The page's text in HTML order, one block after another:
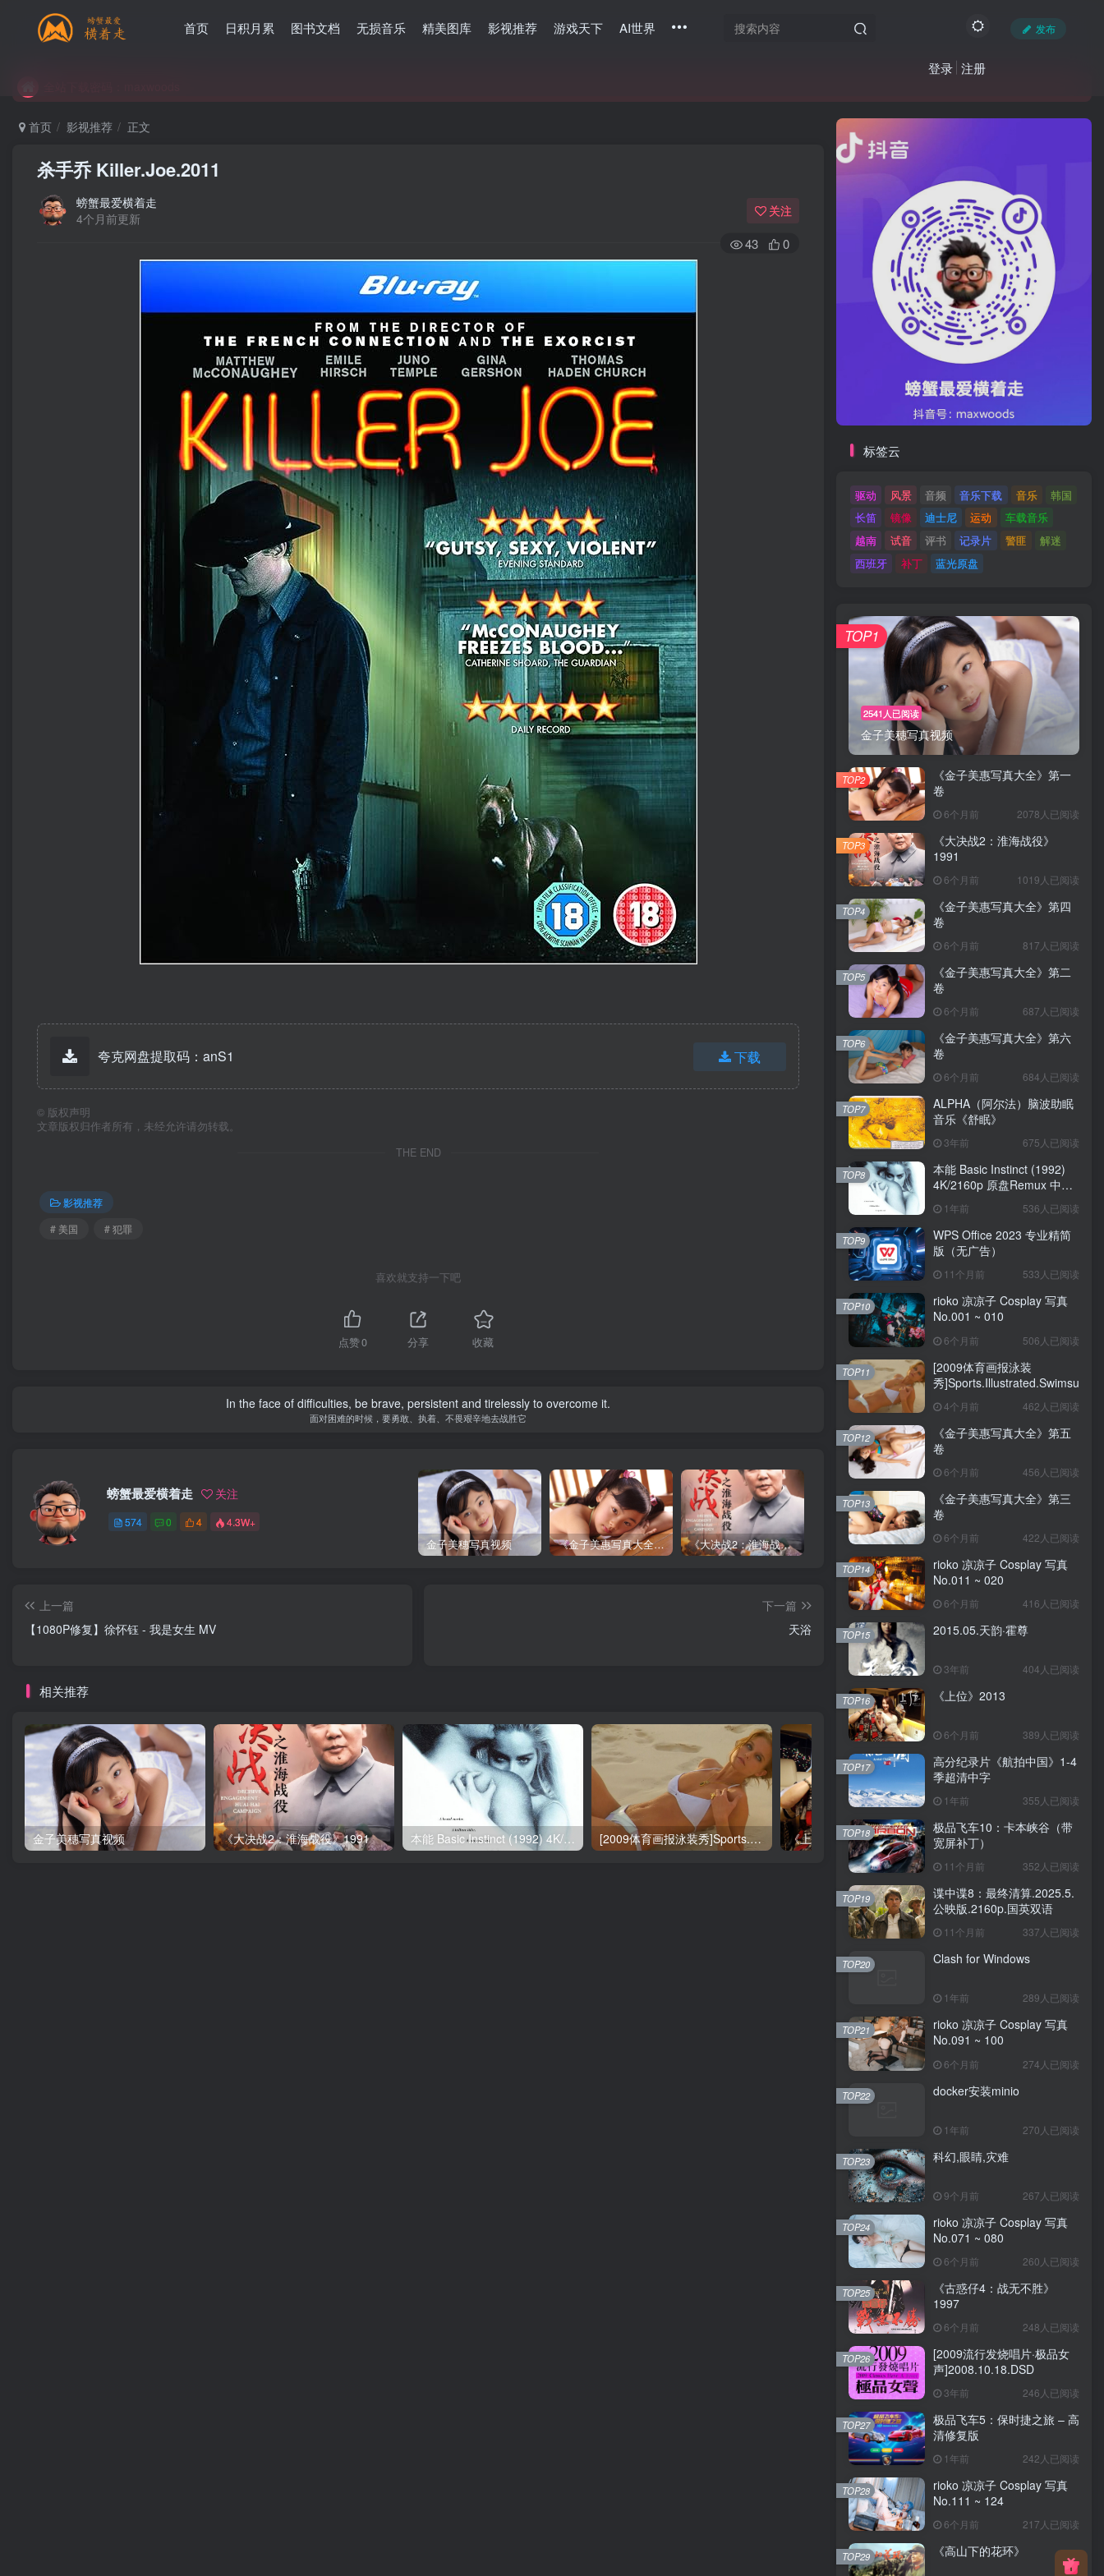
首页 日积月累 图书文档 无损音乐 精美图库 影视推荐 游戏天下 AI世界 发布
登录 注册
全站下载密码：maxwoods
首页 影视推荐 正文
杀手乔 Killer.Joe.2011
螃蟹最爱横着走
4个月前更新
关注
43 0
夸克网盘提取码：anS1 下载
© 版权声明
文章版权归作者所有，未经允许请勿转载。
THE END
影视推荐
# 美国
# 犯罪
喜欢就支持一下吧
点赞0 分享 收藏
In the face of difficulties, be brave, persistent and tirelessly to overcome it.
面对困难的时候，要勇敢、执着、不畏艰辛地去战胜它
螃蟹最爱横着走 关注
574 0 4 4.3W+
金子美穗写真视频 《金子美惠写真大全》第一卷 《大决战2：淮海战役》1991 《金子美惠写真大全》第四卷 《金子美惠写真大全》第二卷
上一篇
【1080P修复】徐怀钰 - 我是女生 MV
下一篇
天浴
相关推荐
金子美穗写真视频 《大决战2：淮海战役》1991 本能 Basic Instinct (1992) 4K/2160p 原盘Remux 中文字幕 [2009体育画报泳装秀]Sports.Illustrated.Swimsuit.2009 《上位》2013
标签云
驱动 风景 音频 音乐下载 音乐
韩国
长笛
镜像 迪士尼 运动
车载音乐
越南
试音 评书 记录片 警匪
解迷
西班牙
补丁 蓝光原盘
2541人已阅读
金子美穗写真视频
TOP1
《金子美惠写真大全》第一
卷
6个月前 2078人已阅读
TOP2
《大决战2：淮海战役》
1991
6个月前 1019人已阅读
TOP3
《金子美惠写真大全》第四
卷
6个月前 817人已阅读
TOP4
《金子美惠写真大全》第二
卷
6个月前 687人已阅读
TOP5
《金子美惠写真大全》第六
卷
6个月前 684人已阅读
TOP6
ALPHA（阿尔法）脑波助眠
音乐《舒眠》
3年前 675人已阅读
TOP7
本能 Basic Instinct (1992)
4K/2160p 原盘Remux 中文
字幕1年前 536人已阅读
TOP8
WPS Office 2023 专业精简
版（无广告）
11个月前 533人已阅读
TOP9
rioko 凉凉子 Cosplay 写真
No.001 ~ 010
6个月前 506人已阅读
TOP10
[2009体育画报泳装
秀
4个月前 462人已阅读
TOP11
《金子美惠写真大全》第五
卷
6个月前 456人已阅读
TOP12
《金子美惠写真大全》第三
卷
6个月前 422人已阅读
TOP13
rioko 凉凉子 Cosplay 写真
No.011 ~ 020
6个月前 416人已阅读
TOP14
2015.05.天韵·霍尊
3年前 404人已阅读
TOP15
《上位》2013
6个月前 389人已阅读
TOP16
高分纪录片《航拍中国》1-4
季超清中字
1年前 355人已阅读
TOP17
极品飞车10：卡本峡谷（带
宽屏补丁）
11个月前 352人已阅读
TOP18
谍中谍8：最终清算.2025.5.
公映版.2160p.国英双语
11个月前 337人已阅读
TOP19
Clash for Windows
1年前 289人已阅读
TOP20
rioko 凉凉子 Cosplay 写真
No.091 ~ 100
6个月前 274人已阅读
TOP21
docker安装minio
1年前 270人已阅读
TOP22
科幻,眼睛,灾难
9个月前 267人已阅读
TOP23
rioko 凉凉子 Cosplay 写真
No.071 ~ 080
6个月前 260人已阅读
TOP24
《古惑仔4：战无不胜》
1997
6个月前 248人已阅读
TOP25
[2009流行发烧唱片·极品女
声]2008.10.18.DSD
3年前 246人已阅读
TOP26
极品飞车5：保时捷之旅 – 高
清修复版
1年前 242人已阅读
TOP27
rioko 凉凉子 Cosplay 写真
No.111 ~ 124
6个月前 217人已阅读
TOP28
《高山下的花环》
TOP29